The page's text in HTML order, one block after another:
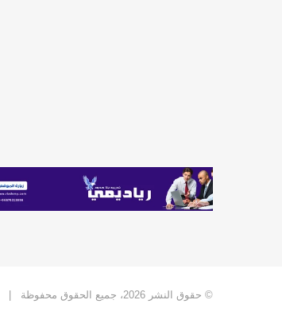
© حقوق النشر 2026، جميع الحقوق محفوظة |